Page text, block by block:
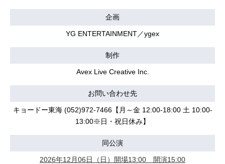
企画
YG ENTERTAINMENT／ygex
制作
Avex Live Creative Inc.
お問い合わせ先
キョードー東海 (052)972-7466【月～金 12:00-18:00 土 10:00-
13:00※日・祝日休み】
同公演
2026年12月06日（日）開場13:00 開演15:00